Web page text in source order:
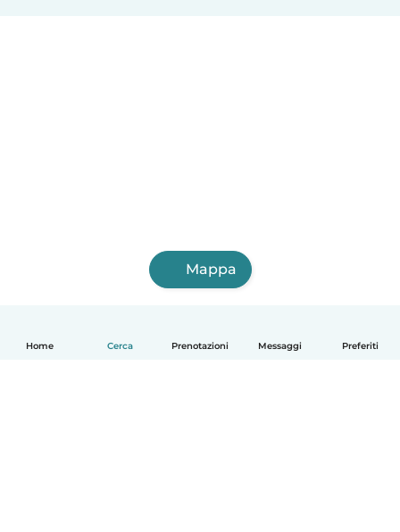
Home Cerca Prenotazioni Messaggi Preferiti
Mappa